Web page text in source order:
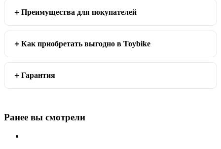
Преимущества для покупателей
Как приобретать выгодно в Toybike
Гарантия
Ранее вы смотрели